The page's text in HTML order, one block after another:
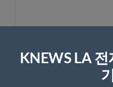
KNEWS LA
기